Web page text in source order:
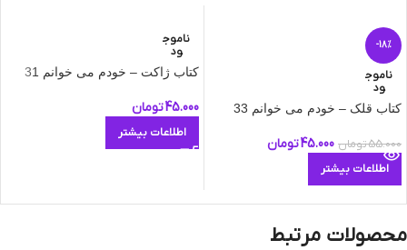
-18%
ناموج
ود
کتاب قلک – خودم می‌ خوانم 33
55.000تومان 45.000تومان
اطلاعات بیشتر
ناموج
ود
کتاب ژاکت – خودم می‌ خوانم 31
45.000تومان
اطلاعات بیشتر
محصولات مرتبط